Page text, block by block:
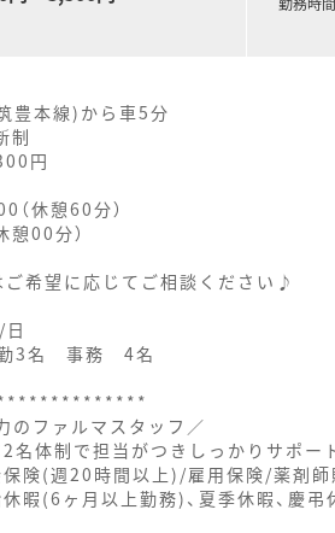
豊本線)から車5分
制
円
（休憩60分）
00分）
希望に応じてご相談ください♪
勤3名 事務 4名
のファルマスタッフ／
名体制で担当がつきしっかりサポート
険(週20時間以上)/雇用保険/薬剤師
暇(6ヶ月以上勤務)、夏季休暇、慶弔